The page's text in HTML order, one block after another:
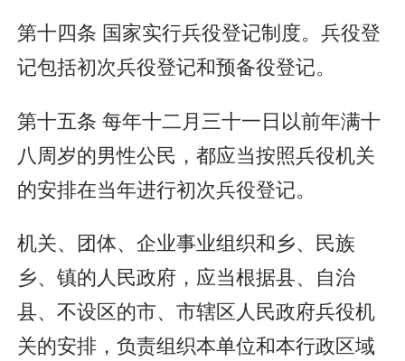
第十四条 国家实行兵役登记制度。兵役登
记包括初次兵役登记和预备役登记。
第十五条 每年十二月三十一日以前年满十
八周岁的男性公民，都应当按照兵役机关
的安排在当年进行初次兵役登记。
机关、团体、企业事业组织和乡、民族
乡、镇的人民政府，应当根据县、自治
县、不设区的市、市辖区人民政府兵役机
关的安排，负责组织本单位和本行政区域